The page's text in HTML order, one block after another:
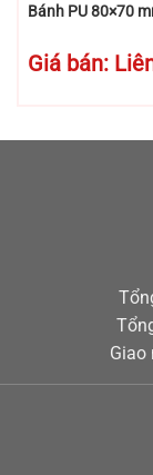
Bánh PU 80×70
Giá bán:
Giao